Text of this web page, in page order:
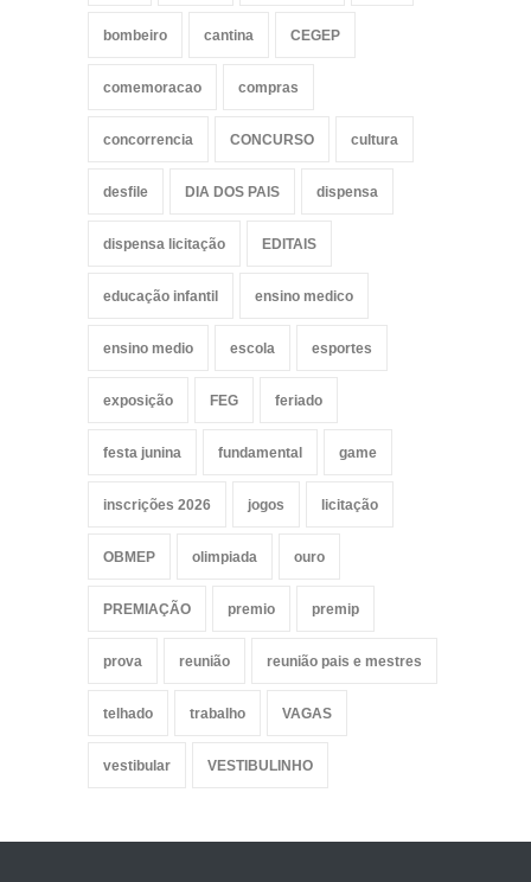
bombeiro cantina CEGEP
comemoracao compras
concorrencia CONCURSO cultura
desfile DIA DOS PAIS dispensa
dispensa licitação EDITAIS
educação infantil ensino medico
ensino medio escola esportes
exposição FEG feriado
festa junina fundamental game
inscrições 2026 jogos licitação
OBMEP olimpiada ouro
PREMIAÇÃO premio premip
prova reunião reunião pais e mestres
telhado trabalho VAGAS
vestibular VESTIBULINHO